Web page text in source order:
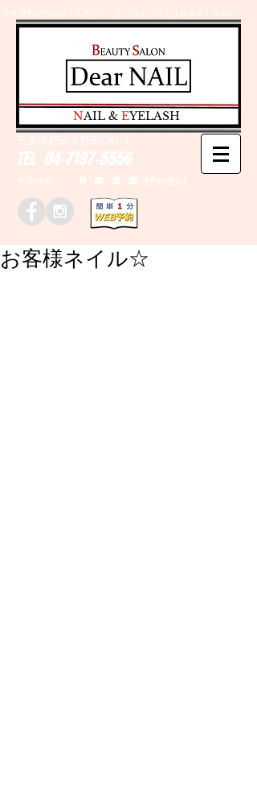
千葉県野田市のネイルサロン、まつげエクステはＤｅａｒＮAILへ
TEL 04-7197-5556
営業時間 10：00～20：00 (予約優先)
千葉県野田市野田790-1
​NAIL & EYELASH
お客様ネイル☆